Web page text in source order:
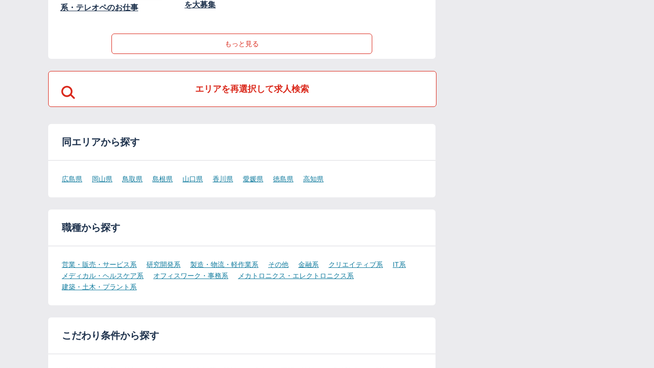
系・テレオペのお仕事
を大募集
もっと見る
エリアを再選択して求人検索
同エリアから探す
広島県 岡山県 鳥取県 島根県 山口県 香川県 愛媛県 徳島県 高知県
職種から探す
営業・販売・サービス系 研究開発系 製造・物流・軽作業系 その他 金融系 クリエイティブ系
IT系
メディカル・ヘルスケア系
オフィスワーク・事務系
メカトロニクス・エレクトロニクス系
建築・土木・プラント系
こだわり条件から探す